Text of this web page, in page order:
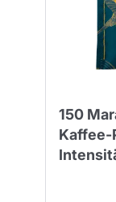
150
Kaffee-